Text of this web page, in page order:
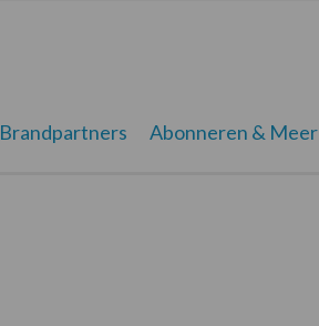
Brandpartners Abonneren & Meer